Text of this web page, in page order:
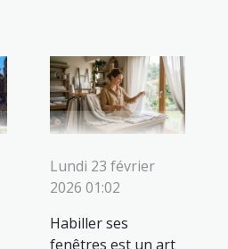
Lundi 23 février
2026 01:02
Habiller ses
fenêtres est un art